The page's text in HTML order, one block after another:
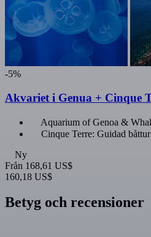
-5%
Akvariet i Genua + Cinque
Aquarium of Genoa &
Cinque Terre: Guidad båttur
Ny
Från 168,61 US$
160,18 US$
Betyg och recensioner